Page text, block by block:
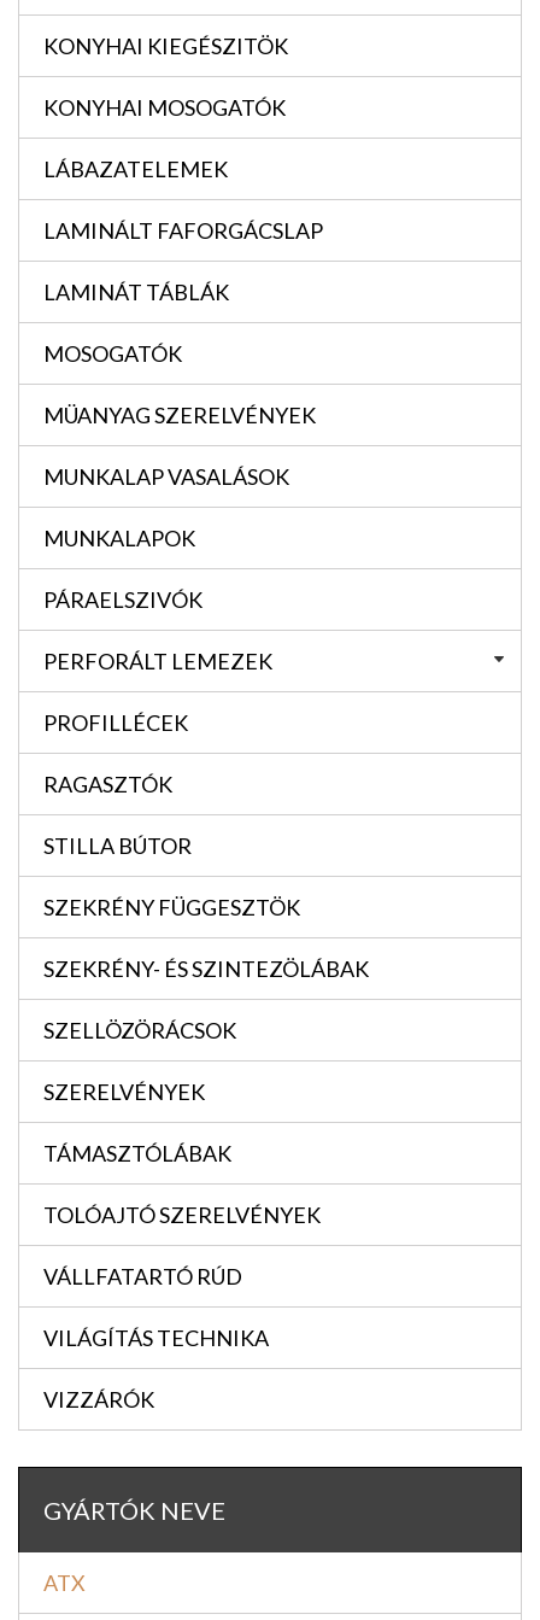
KONYHAI KIEGÉSZITÖK
KONYHAI MOSOGATÓK
LÁBAZATELEMEK
LAMINÁLT FAFORGÁCSLAP
LAMINÁT TÁBLÁK
MOSOGATÓK
MÜANYAG SZERELVÉNYEK
MUNKALAP VASALÁSOK
MUNKALAPOK
PÁRAELSZIVÓK
PERFORÁLT LEMEZEK
PROFILLÉCEK
RAGASZTÓK
STILLA BÚTOR
SZEKRÉNY FÜGGESZTÖK
SZEKRÉNY- ÉS SZINTEZÖLÁBAK
SZELLÖZÖRÁCSOK
SZERELVÉNYEK
TÁMASZTÓLÁBAK
TOLÓAJTÓ SZERELVÉNYEK
VÁLLFATARTÓ RÚD
VILÁGÍTÁS TECHNIKA
VIZZÁRÓK
GYÁRTÓK NEVE
ATX